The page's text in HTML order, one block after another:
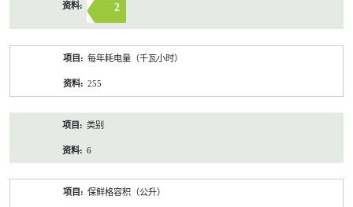
2
每年耗电量（千瓦小时）
255
类别
6
保鲜格容积（公升）